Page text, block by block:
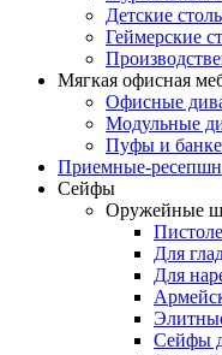
Детские
Геймерские
Мягкая офисная
Офисные
Модульные
Пуфы и
Приемные-ресепшн
Сейфы
Оружейные
Для
Для
Сейфы